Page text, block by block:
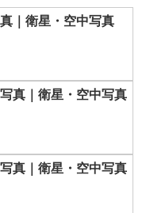
｜衛星・空中写真
真｜衛星・空中写真
真｜衛星・空中写真